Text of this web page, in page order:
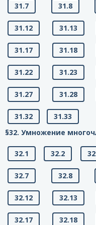
31.7 31.8
31.12 31.13
31.17 31.18
31.22 31.23
31.27 31.28
31.32
31.33
§32. Умножение
32.1 32.2
32.7 32.8
32.12 32.13
32.17 32.18